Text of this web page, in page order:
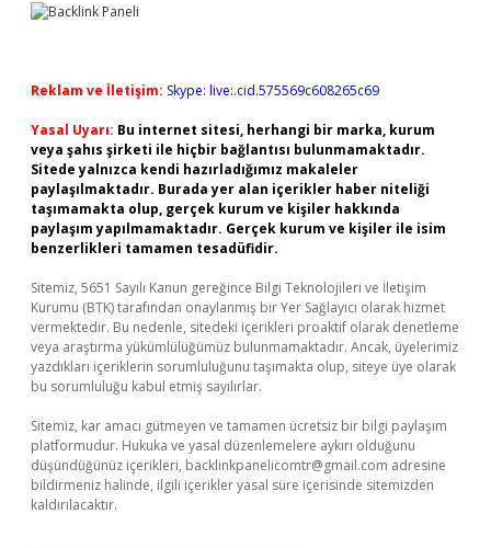
Reklam ve İletişim: Skype: live:.cid.575569c608265c69
Yasal Uyarı: Bu internet sitesi, herhangi bir marka, kurum
veya şahıs şirketi ile hiçbir bağlantısı bulunmamaktadır.
Sitede yalnızca kendi hazırladığımız makaleler
paylaşılmaktadır. Burada yer alan içerikler haber niteliği
taşımamakta olup, gerçek kurum ve kişiler hakkında
paylaşım yapılmamaktadır. Gerçek kurum ve kişiler ile isim
benzerlikleri tamamen tesadüfidir.
Sitemiz, 5651 Sayılı Kanun gereğince Bilgi Teknolojileri ve İletişim
Kurumu (BTK) tarafından onaylanmış bir Yer Sağlayıcı olarak hizmet
vermektedir. Bu nedenle, sitedeki içerikleri proaktif olarak denetleme
veya araştırma yükümlülüğümüz bulunmamaktadır. Ancak, üyelerimiz
yazdıkları içeriklerin sorumluluğunu taşımakta olup, siteye üye olarak
bu sorumluluğu kabul etmiş sayılırlar.
Sitemiz, kar amacı gütmeyen ve tamamen ücretsiz bir bilgi paylaşım
platformudur. Hukuka ve yasal düzenlemelere aykırı olduğunu
düşündüğünüz içerikleri, backlinkpanelicomtr@gmail.com adresine
bildirmeniz halinde, ilgili içerikler yasal süre içerisinde sitemizden
kaldırılacaktır.